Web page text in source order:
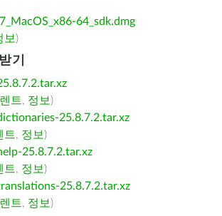
64_sdk.dmg
보 )
기
트, 정보 )
25.8.7.2.tar.xz
트, 정보 )
25.8.7.2.tar.xz
트, 정보 )
25.8.7.2.tar.xz
트, 정보 )